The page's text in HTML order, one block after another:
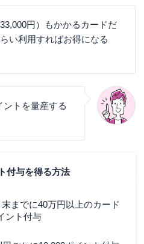
円）もかかるカードだ
い利用すればお得になる
ントを量産する
付与を得る方法
までに40万円以上のカード
ント付与